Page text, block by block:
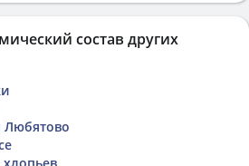
состав других
Любятово